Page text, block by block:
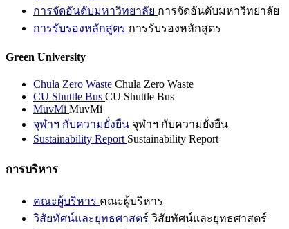
การจัดอันดับมหาวิทยาลัย การจัดอันดับมหาวิทยาลัย
การรับรองหลักสูตร การรับรองหลักสูตร
Green University
Chula Zero Waste Chula Zero Waste
CU Shuttle Bus CU Shuttle Bus
MuvMi MuvMi
จุฬาฯ กับความยั่งยืน จุฬาฯ กับความยั่งยืน
Sustainability Report Sustainability Report
การบริหาร
คณะผู้บริหาร คณะผู้บริหาร
วิสัยทัศน์และยุทธศาสตร์ วิสัยทัศน์และยุทธศาสตร์